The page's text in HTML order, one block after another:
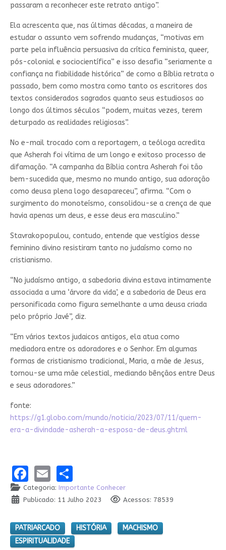
passaram a reconhecer este retrato antigo”.
Ela acrescenta que, nas últimas décadas, a maneira de
estudar o assunto vem sofrendo mudanças, “motivas em
parte pela influência persuasiva da crítica feminista, queer,
pós-colonial e sociocientífica” e isso desafia “seriamente a
confiança na fiabilidade histórica” de como a Bíblia retrata o
passado, bem como mostra como tanto os escritores dos
textos considerados sagrados quanto seus estudiosos ao
longo dos últimos séculos “podem, muitas vezes, terem
deturpado as realidades religiosas”.
No e-mail trocado com a reportagem, a teóloga acredita
que Asherah foi vítima de um longo e exitoso processo de
difamação. “A campanha da Bíblia contra Asherah foi tão
bem-sucedida que, mesmo no mundo antigo, sua adoração
como deusa plena logo desapareceu”, afirma. “Com o
surgimento do monoteísmo, consolidou-se a crença de que
havia apenas um deus, e esse deus era masculino.”
Stavrakopopulou, contudo, entende que vestígios desse
feminino divino resistiram tanto no judaísmo como no
cristianismo.
“No judaísmo antigo, a sabedoria divina estava intimamente
associada a uma ‘árvore da vida’, e a sabedoria de Deus era
personificada como figura semelhante a uma deusa criada
pelo próprio Javé”, diz.
“Em vários textos judaicos antigos, ela atua como
mediadora entre os adoradores e o Senhor. Em algumas
formas de cristianismo tradicional, Maria, a mãe de Jesus,
tornou-se uma mãe celestial, mediando bênçãos entre Deus
e seus adoradores.”
fonte:
https://g1.globo.com/mundo/noticia/2023/07/11/quem-
era-a-divindade-asherah-a-esposa-de-deus.ghtml
Facebook
EmailShare
Categoria: Importante Conhecer
Publicado: 11 Julho 2023
Acessos: 78539
PATRIARCADO HISTÓRIA
MACHISMO
ESPIRITUALIDADE